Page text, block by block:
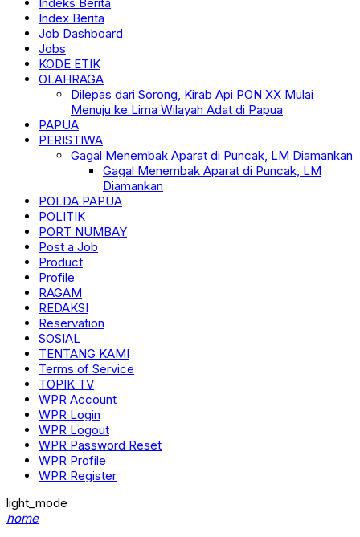
Index Berita
Job Dashboard
Jobs
KODE ETIK
OLAHRAGA
Dilepas dari Sorong, Kirab Api PON XX Mulai
Menuju ke Lima Wilayah Adat di Papua
PAPUA
PERISTIWA
Gagal Menembak Aparat di Puncak, LM Diamankan
Gagal Menembak Aparat di Puncak, LM
Diamankan
POLDA PAPUA
POLITIK
PORT NUMBAY
Post a Job
Product
Profile
RAGAM
REDAKSI
Reservation
SOSIAL
TENTANG KAMI
Terms of Service
TOPIK TV
WPR Account
WPR Login
WPR Logout
WPR Password Reset
WPR Profile
WPR Register
light_mode
home